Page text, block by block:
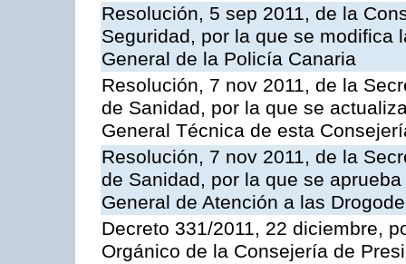
Resolución, 5 sep 2011, de la
Seguridad, por la que se modifica
General de la Policía Canaria
Resolución, 7 nov 2011, de la
de Sanidad, por la que se
General Técnica de esta
Resolución, 7 nov 2011, de la
de Sanidad, por la que se
General de Atención a las
Decreto 331/2011, 22 diciembre,
Orgánico de la Consejería de